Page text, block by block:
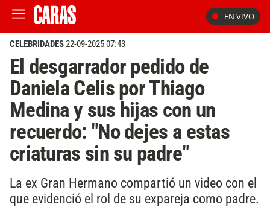
EN VIVO
CELEBRIDADES22-09-2025 07:43
El desgarrador pedido de
Daniela Celis por Thiago
Medina y sus hijas con un
recuerdo: "No dejes a estas
criaturas sin su padre"
La ex Gran Hermano compartió un video con el
que evidenció el rol de su expareja como padre.